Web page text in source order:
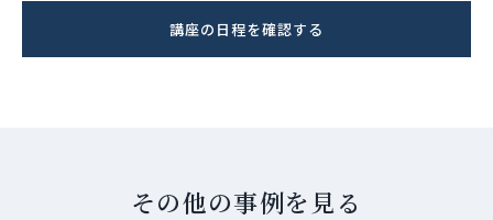
講座の日程を確認する
その他の事例を見る